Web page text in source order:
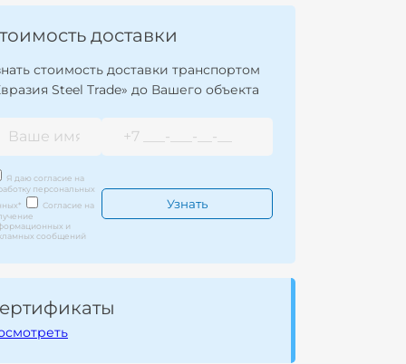
доставки
стоимость доставки транспортом
Steel Trade» до Вашего объекта
Я даю согласие на
персональных
*
Согласие на
и
сообщений